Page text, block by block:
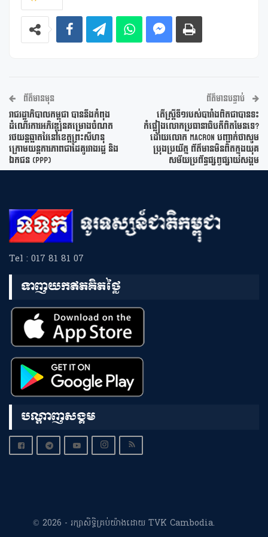
ព័ត៌មានមុន
រាជរដ្ឋាភិបាលកម្ពុជា បាននឹងកំពុង
ដំណើរការអភិវឌ្ឍនគម្រោងចំណត
រថយន្តឆ្លាតវៃនៅខេត្តព្រះសីហនុ
ក្រោមយន្តការភាពជាដៃគូរវាងរដ្ឋ និង
ឯកជន (PPP)
ព័ត៌មានបន្ទាប់
តើស្ត្រីទី១របស់បារាំងពិតជាបានទះ
កំផ្លៀងលោកប្រធានាធិបតីពិតមែនទេ?
ដោយលោក Macron បញ្ជាក់ថាសូម
ប្រុងប្រយ័ត្ន ព័ត៌មានមិនពិតក្នុងយុគ
សម័យប្រព័ន្ធផ្សព្វផ្សាយសង្គម
Tel : 017 81 81 07
ទាញយកឥតគិតថ្លៃ
បណ្តាញសង្គម
© 2026 - រក្សាសិទ្ធិគ្រប់យ៉ាងដោយ TVK Cambodia.